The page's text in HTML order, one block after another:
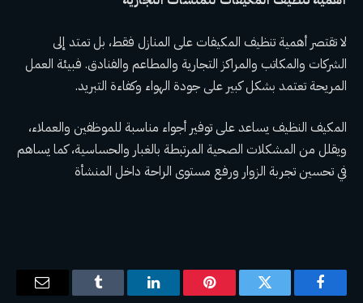
لا تقتصر أهمية تنظيف المكيفات على المنازل فقط، بل تمتد إلى
الشركات والمكاتب والمراكز التجارية والمطاعم والفنادق. فبيئة العمل
المريحة تعتمد بشكل كبير على جودة الهواء وكفاءة التبريد.
المكيف النظيف يساعد على توفير أجواء مناسبة للموظفين والعملاء،
ويقلل من المشكلات الصحية المرتبطة بالغبار والحساسية، كما يساهم
في تحسين تجربة الزوار ورفع مستوى الراحة داخل المنشأة
فيسبوك تويتر بينتيريستلينكدإن Tumblr
البريد